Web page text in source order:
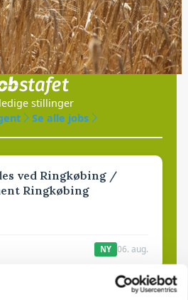
Jobs
med
ledige stillinger
Se alle jobs
ved Ringkøbing /
Ringkøbing
NY 06. aug.